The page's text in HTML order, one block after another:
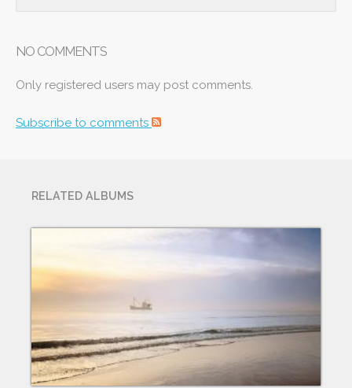
NO COMMENTS
Only registered users may post comments.
Subscribe to comments
RELATED ALBUMS